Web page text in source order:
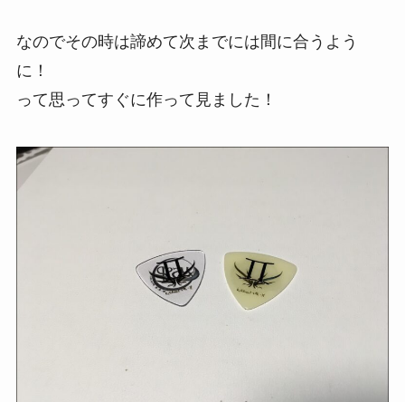
なのでその時は諦めて次までには間に合うよう
に！
って思ってすぐに作って見ました！